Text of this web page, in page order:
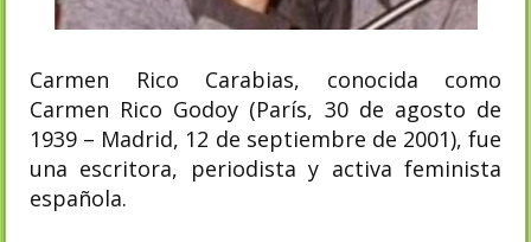
Carmen Rico Carabias, conocida como
Carmen Rico Godoy (París, 30 de agosto de
1939 – Madrid, 12 de septiembre de 2001), fue
una escritora, periodista y activa feminista
española.